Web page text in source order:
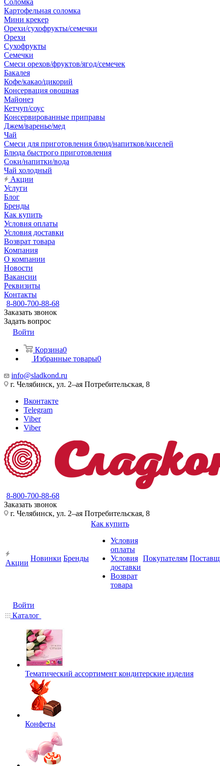
Соломка
Картофельная соломка
Мини крекер
Орехи/сухофрукты/семечки
Орехи
Сухофрукты
Семечки
Смеси орехов/фруктов/ягод/семечек
Бакалея
Кофе/какао/цикорий
Консервация овощная
Майонез
Кетчуп/соус
Консервированные приправы
Джем/варенье/мед
Чай
Смеси для приготовления блюд/напитков/киселей
Блюда быстрого приготовления
Соки/напитки/вода
Чай холодный
Акции
Услуги
Блог
Бренды
Как купить
Условия оплаты
Условия доставки
Возврат товара
Компания
О компании
Новости
Вакансии
Реквизиты
Контакты
8-800-700-88-68
Заказать звонок
Задать вопрос
Войти
Корзина0
Избранные товары0
info@sladkond.ru
г. Челябинск, ул. 2–ая Потребительская, 8
Вконтакте
Telegram
Viber
Viber
8-800-700-88-68
Заказать звонок
г. Челябинск, ул. 2–ая Потребительская, 8
Акции
Новинки Бренды
Как купить
Условия
оплаты
Условия
доставки
Возврат
товара
Покупателям
Войти
Каталог
Тематический ассортимент кондитерские изделия
Конфеты